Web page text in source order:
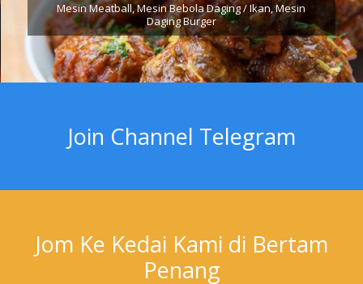
Mesin Meatball, Mesin Bebola Daging / Ikan, Mesin
Daging Burger
Join Channel Telegram
Jom Ke Kedai Kami di Bertam
Penang